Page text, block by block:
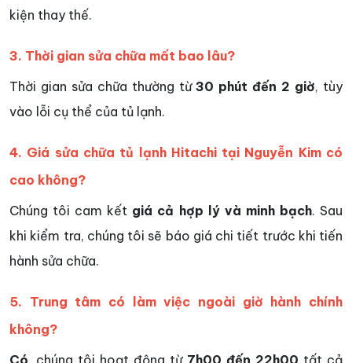
kiện thay thế.
3. Thời gian sửa chữa mất bao lâu?
Thời gian sửa chữa thường từ30 phút đến 2 giờ, tùy
vào lỗi cụ thể của tủ lạnh.
4. Giá sửa chữa tủ lạnh Hitachi tại Nguyễn Kim có
cao không?
Chúng tôi cam kết giá cả hợp lý và minh bạch. Sau
khi kiểm tra, chúng tôi sẽ báo giá chi tiết trước khi tiến
hành sửa chữa.
5. Trung tâm có làm việc ngoài giờ hành chính
không?